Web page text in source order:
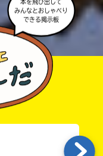
本を飛び出して
みんなとおしゃべり
できる掲示板